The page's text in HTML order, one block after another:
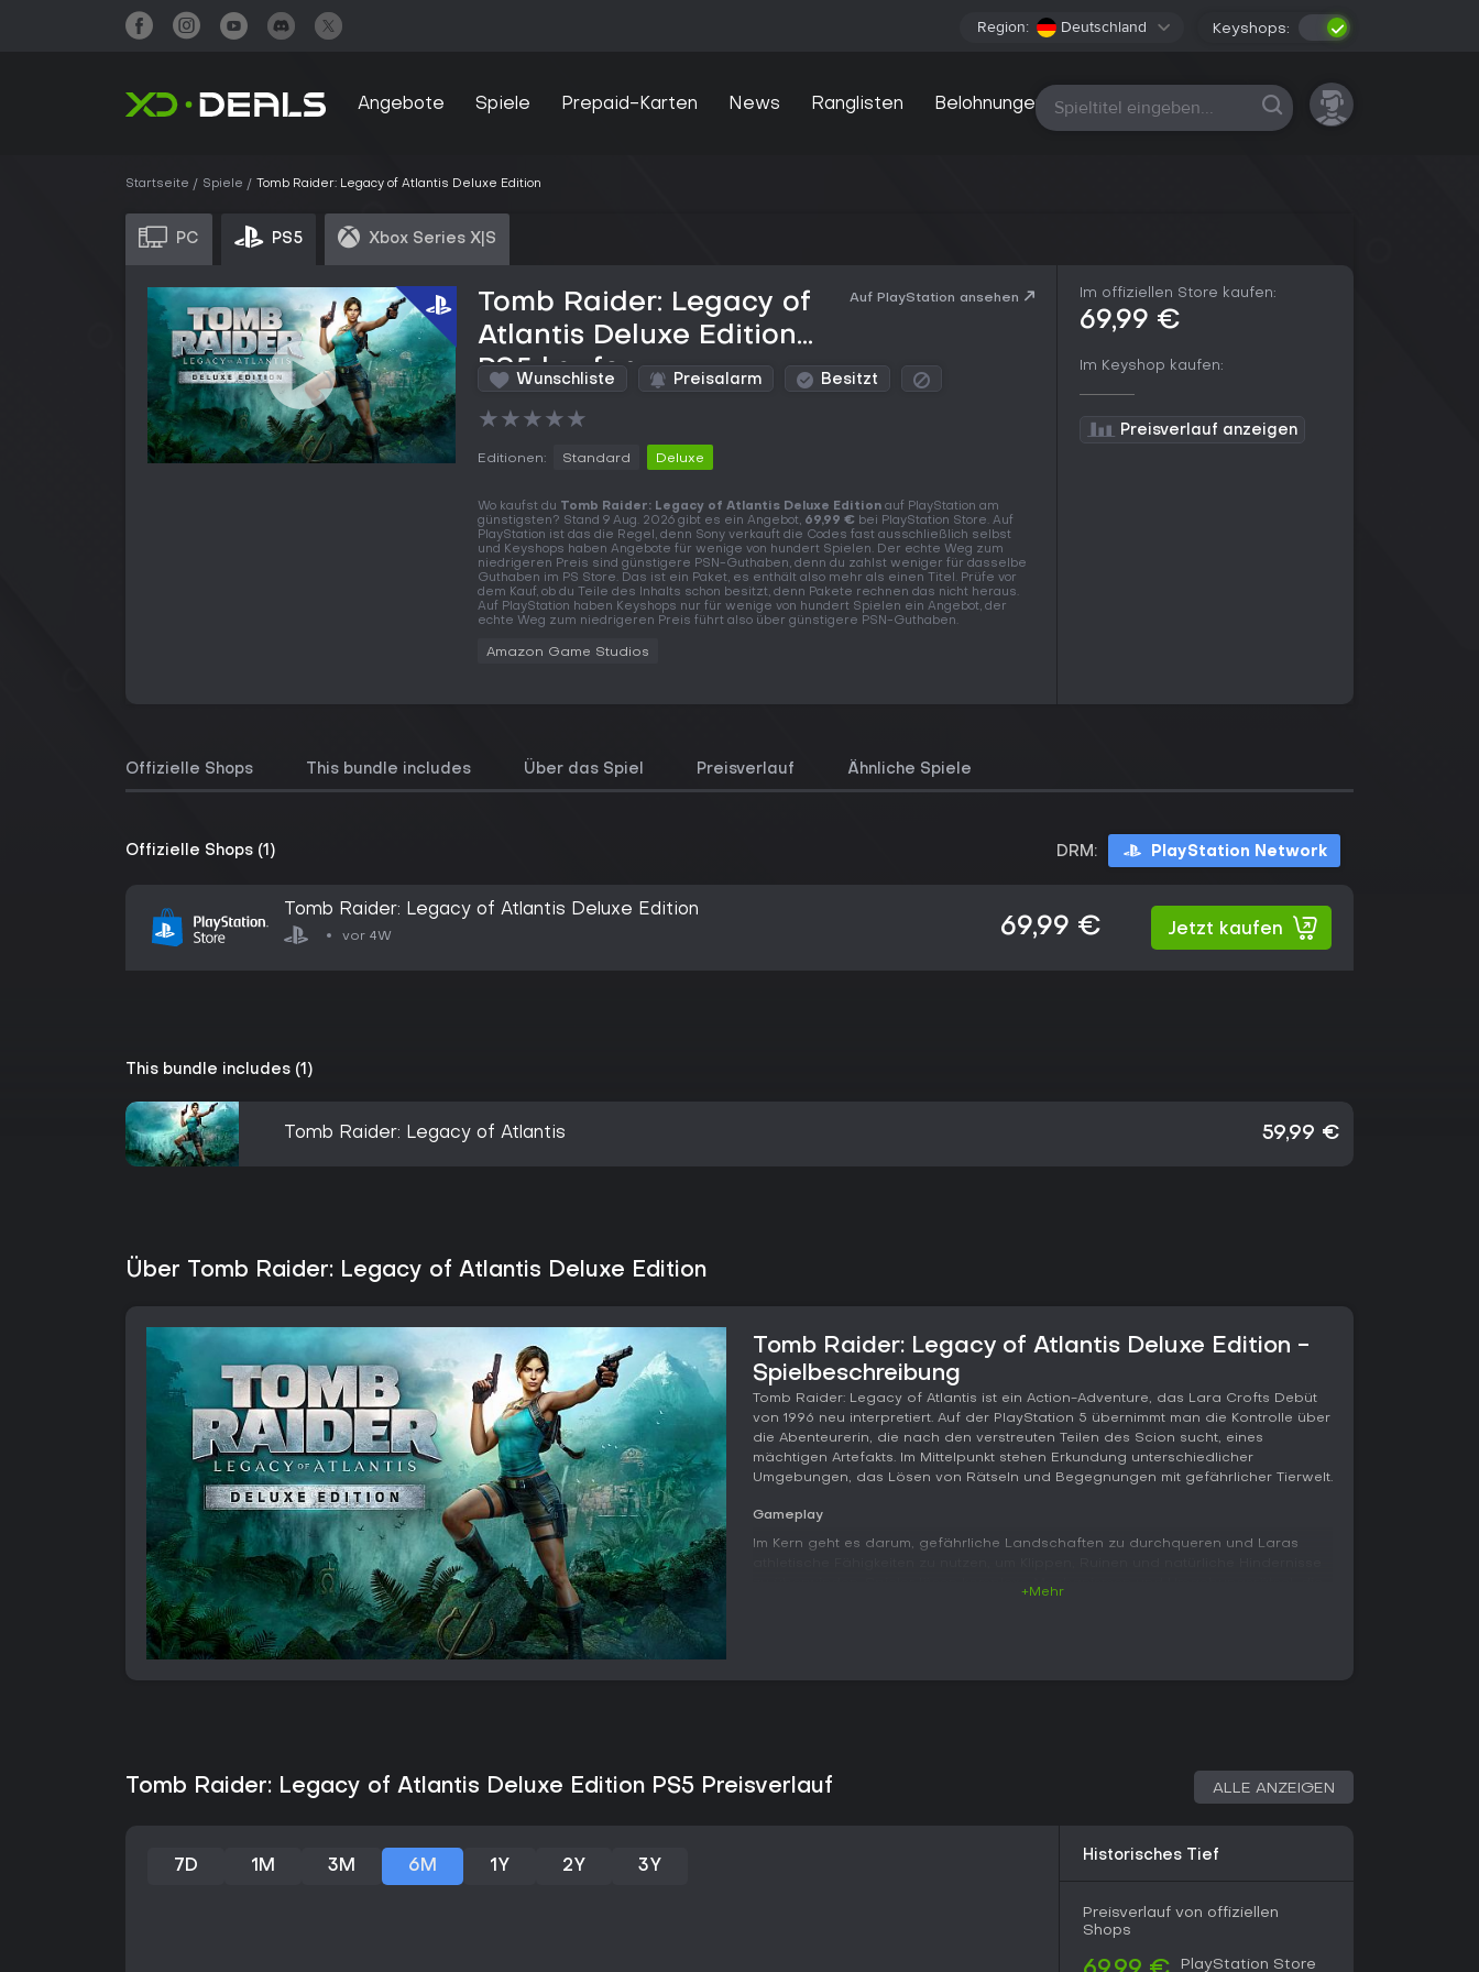
Region: Deutschland Keyshops:
Angebote Spiele Prepaid-Karten News Ranglisten Belohnungen Alle Plattformen
Startseite Spiele Tomb Raider: Legacy of Atlantis Deluxe Edition
PC PS5 Xbox Series X|S
Tomb Raider: Legacy of
Atlantis Deluxe Edition
PS5 kaufen
Auf PlayStation ansehen
Wunschliste Preisalarm Besitzt
★★★★★
Editionen: Standard Deluxe
Wo kaufst du Tomb Raider: Legacy of Atlantis Deluxe Edition auf PlayStation am
günstigsten? Stand 9 Aug. 2026 gibt es ein Angebot, 69,99 € bei PlayStation Store. Auf
PlayStation ist das die Regel, denn Sony verkauft die Codes fast ausschließlich selbst
und Keyshops haben Angebote für wenige von hundert Spielen. Der echte Weg zum
niedrigeren Preis sind günstigere PSN-Guthaben, denn du zahlst weniger für dasselbe
Guthaben im PS Store. Das ist ein Paket, es enthält also mehr als einen Titel. Prüfe vor
dem Kauf, ob du Teile des Inhalts schon besitzt, denn Pakete rechnen das nicht heraus.
Auf PlayStation haben Keyshops nur für wenige von hundert Spielen ein Angebot, der
echte Weg zum niedrigeren Preis führt also über günstigere PSN-Guthaben.
Amazon Game Studios
Im offiziellen Store kaufen:
69,99 €
Im Keyshop kaufen:
Preisverlauf anzeigen
Offizielle Shops This bundle includes Über das Spiel Preisverlauf Ähnliche Spiele
Offizielle Shops (1) DRM: PlayStation Network
Tomb Raider: Legacy of Atlantis Deluxe Edition
vor 4W 69,99 € Jetzt kaufen
This bundle includes (1)
Tomb Raider: Legacy of Atlantis 59,99 €
Über Tomb Raider: Legacy of Atlantis Deluxe Edition
Tomb Raider: Legacy of Atlantis Deluxe Edition -
Spielbeschreibung
Tomb Raider: Legacy of Atlantis ist ein Action-Adventure, das Lara Crofts Debüt
von 1996 neu interpretiert. Auf der PlayStation 5 übernimmt man die Kontrolle über
die Abenteurerin, die nach den verstreuten Teilen des Scion sucht, eines
mächtigen Artefakts. Im Mittelpunkt stehen Erkundung unterschiedlicher
Umgebungen, das Lösen von Rätseln und Begegnungen mit gefährlicher Tierwelt.
Gameplay
Im Kern geht es darum, gefährliche Landschaften zu durchqueren und Laras
Perus, Ruinen in Griechenland, die Wüsten Ägyptens und eine von Mythen
entscheidend, um Fallen und versteckte Zugänge zu meistern. Das Design
verbindet klassische Adventure-Elemente mit modernen Steuerungsmöglichkeiten
Das Spiel bietet ausschließlich eine Einzelspieler-Kampagne. Multiplayer-
Elemente oder weitere Modi sind derzeit nicht vorgesehen. Die gesamte
man die Schauplätze in eigenem Tempo erkundet, Geheimnisse aufdeckt und
+Mehr
Tomb Raider: Legacy of Atlantis Deluxe Edition PS5 Preisverlauf ALLE ANZEIGEN
7D 1M 3M 6M 1Y 2Y 3Y
Historisches Tief
Preisverlauf von offiziellen
Shops
PlayStation Store